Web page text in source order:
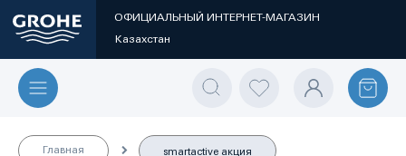
ОФИЦИАЛЬНЫЙ ИНТЕРНЕТ-МАГАЗИН
Казахстан
Главная smartactive акция